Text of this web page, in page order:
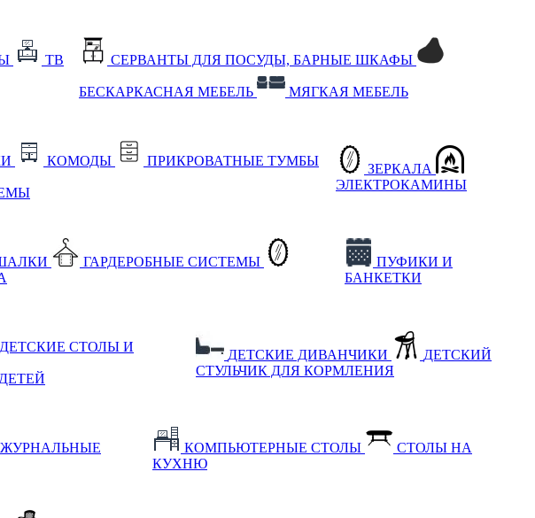
ТВ СЕРВАНТЫ ДЛЯ ПОСУДЫ, БАРНЫЕ ШКАФЫ
БЕСКАРКАСНАЯ МЕБЕЛЬ МЯГКАЯ МЕБЕЛЬ
КОМОДЫ ПРИКРОВАТНЫЕ ТУМБЫ
ЗЕРКАЛА
ЭЛЕКТРОКАМИНЫ
ГАРДЕРОБНЫЕ СИСТЕМЫ
ПУФИКИ И
БАНКЕТКИ
ДЕТСКИЕ СТОЛЫ И
ДЕТСКИЕ ДИВАНЧИКИ
ДЕТСКИЙ
СТУЛЬЧИК ДЛЯ КОРМЛЕНИЯ
ЖУРНАЛЬНЫЕ
КОМПЬЮТЕРНЫЕ СТОЛЫ
СТОЛЫ НА
КУХНЮ